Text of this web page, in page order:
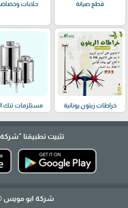
قطع صيانة حلابات
خراطات زيتون يونانية مستلزمات تنك
تثبيت تطبيقنا "شركة
شركة ابو مويس